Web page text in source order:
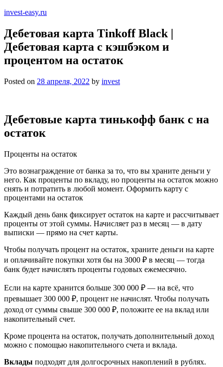
invest-easy.ru
Дебетовая карта Tinkoff Black |
Дебетовая карта с кэшбэком и
процентом на остаток
Posted on 28 апреля, 2022 by invest
Дебетовые карта тинькофф банк с на
остаток
Проценты на остаток
Это вознаграждение от банка за то, что вы храните деньги у
него. Как проценты по вкладу, но проценты на остаток можно
снять и потратить в любой момент. Оформить карту с
процентами на остаток
Каждый день банк фиксирует остаток на карте и рассчитывает
проценты от этой суммы. Начисляет раз в месяц — в дату
выписки — прямо на счет карты.
Чтобы получать процент на остаток, храните деньги на карте
и оплачивайте покупки хотя бы на 3000 ₽ в месяц — тогда
банк будет начислять проценты годовых ежемесячно.
Если на карте хранится больше 300 000 ₽ — на всё, что
превышает 300 000 ₽, процент не начислят. Чтобы получать
доход от суммы свыше 300 000 ₽, положите ее на вклад или
накопительный счет.
Кроме процента на остаток, получать дополнительный доход
можно с помощью накопительного счета и вклада.
Вклады подходят для долгосрочных накоплений в рублях.